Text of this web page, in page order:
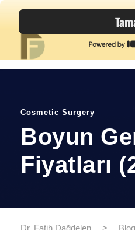
Cosmetic Surgery
Boyun
Fiyatları
Dr. Fatih Dağdelen > Blog